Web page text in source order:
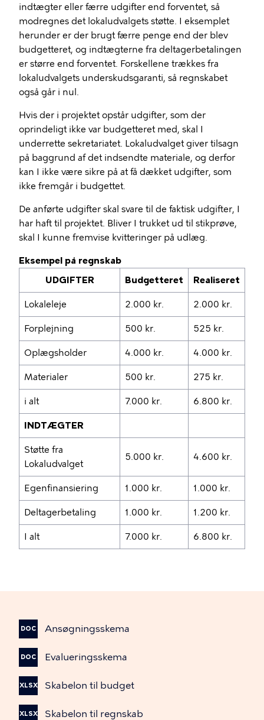
indtægter eller færre udgifter end forventet, så
modregnes det lokaludvalgets støtte. I eksemplet
herunder er der brugt færre penge end der blev
budgetteret, og indtægterne fra deltagerbetalingen
er større end forventet. Forskellene trækkes fra
lokaludvalgets underskudsgaranti, så regnskabet
også går i nul.
Hvis der i projektet opstår udgifter, som der
oprindeligt ikke var budgetteret med, skal I
underrette sekretariatet. Lokaludvalget giver tilsagn
på baggrund af det indsendte materiale, og derfor
kan I ikke være sikre på at få dækket udgifter, som
ikke fremgår i budgettet.
De anførte udgifter skal svare til de faktisk udgifter, I
har haft til projektet. Bliver I trukket ud til stikprøve,
skal I kunne fremvise kvitteringer på udlæg.
Eksempel på regnskab
UDGIFTER
Budgetteret Realiseret
Lokaleleje 2.000 kr. 2.000 kr.
Forplejning 500 kr. 525 kr.
Oplægsholder 4.000 kr. 4.000 kr.
Materialer 500 kr. 275 kr.
i alt 7.000 kr. 6.800 kr.
INDTÆGTER
Støtte fra
Lokaludvalget
5.000 kr. 4.600 kr.
Egenfinansiering 1.000 kr. 1.000 kr.
Deltagerbetaling 1.000 kr. 1.200 kr.
I alt 7.000 kr. 6.800 kr.
DOC Ansøgningsskema
DOC Evalueringsskema
XLSX Skabelon til budget
XLSX Skabelon til regnskab